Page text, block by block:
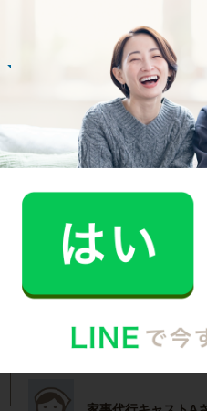
20代 女性 1人暮らし
掃除をしてもらうようになって
る癖がつきました。
福島区で働く家